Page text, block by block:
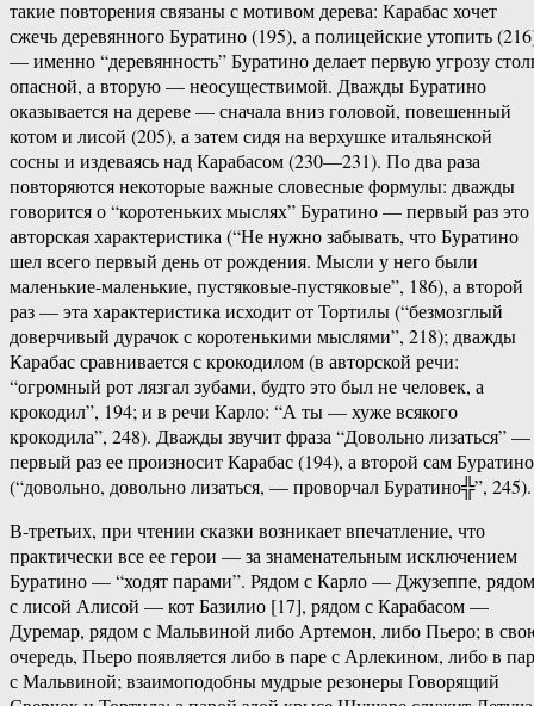
такие повторения связаны с мотивом дерева: Карабас хочет
сжечь деревянного Буратино (195), а полицейские утопить
— именно “деревянность” Буратино делает первую угрозу
опасной, а вторую — неосуществимой. Дважды Буратино
оказывается на дереве — сначала вниз головой, повешенный
котом и лисой (205), а затем сидя на верхушке итальянской
сосны и издеваясь над Карабасом (230—231). По два раза
повторяются некоторые важные словесные формулы: дважды
говорится о “коротеньких мыслях” Буратино — первый раз это
авторская характеристика (“Не нужно забывать, что Буратино
шел всего первый день от рождения. Мысли у него были
маленькие-маленькие, пустяковые-пустяковые”, 186), а второй
раз — эта характеристика исходит от Тортилы (“безмозглый
доверчивый дурачок с коротенькими мыслями”, 218); дважды
Карабас сравнивается с крокодилом (в авторской речи:
“огромный рот лязгал зубами, будто это был не человек, а
крокодил”, 194; и в речи Карло: “А ты — хуже всякого
крокодила”, 248). Дважды звучит фраза “Довольно лизаться” —
первый раз ее произносит Карабас (194), а второй сам Буратино
(“довольно, довольно лизаться, — проворчал Буратино╬”, 245).
В-третьих, при чтении сказки возникает впечатление, что
практически все ее герои — за знаменательным исключением
Буратино — “ходят парами”. Рядом с Карло — Джузеппе, рядом
с лисой Алисой — кот Базилио [17], рядом с Карабасом —
Дуремар, рядом с Мальвиной либо Артемон, либо Пьеро; в
очередь, Пьеро появляется либо в паре с Арлекином, либо в
с Мальвиной; взаимоподобны мудрые резонеры Говорящий